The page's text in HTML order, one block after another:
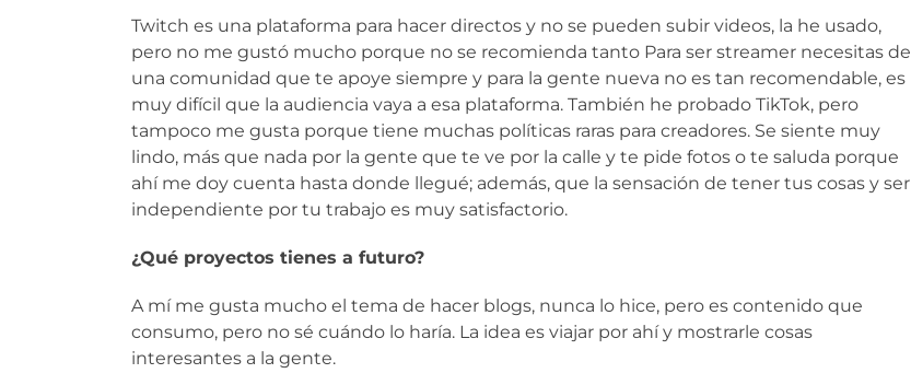
Twitch es una plataforma para hacer directos y no se pueden subir videos, la he usado,
pero no me gustó mucho porque no se recomienda tanto Para ser streamer necesitas de
una comunidad que te apoye siempre y para la gente nueva no es tan recomendable, es
muy difícil que la audiencia vaya a esa plataforma. También he probado TikTok, pero
tampoco me gusta porque tiene muchas políticas raras para creadores. Se siente muy
lindo, más que nada por la gente que te ve por la calle y te pide fotos o te saluda porque
ahí me doy cuenta hasta donde llegué; además, que la sensación de tener tus cosas y ser
independiente por tu trabajo es muy satisfactorio.
¿Qué proyectos tienes a futuro?
A mí me gusta mucho el tema de hacer blogs, nunca lo hice, pero es contenido que
consumo, pero no sé cuándo lo haría. La idea es viajar por ahí y mostrarle cosas
interesantes a la gente.